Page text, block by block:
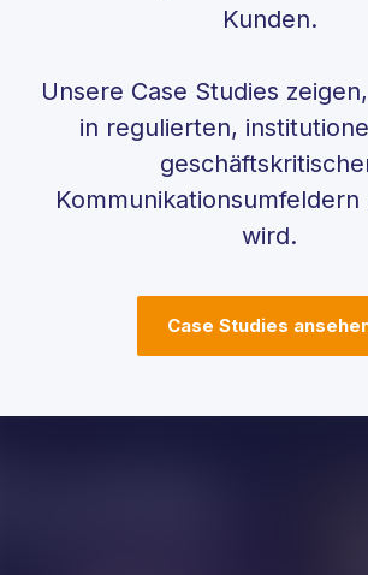
Kunden.
Unsere Case Studies
in regulierten,
wird.
Case Studies